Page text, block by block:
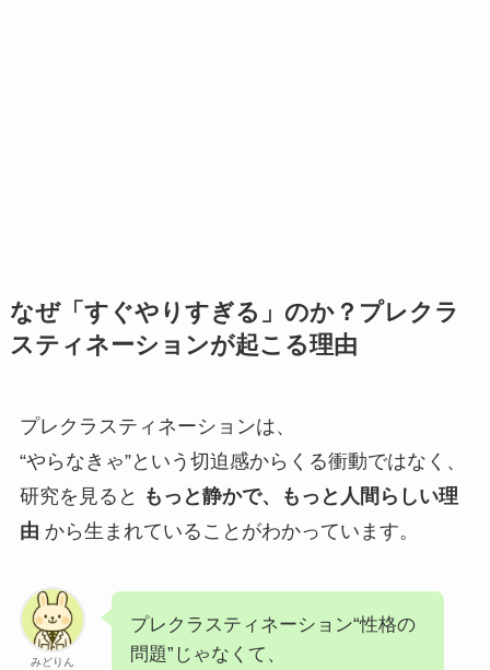
なぜ「すぐやりすぎる」のか？プレクラ
スティネーションが起こる理由
プレクラスティネーションは、
“やらなきゃ”という切迫感からくる衝動ではなく、
研究を見ると もっと静かで、もっと人間らしい理
由 から生まれていることがわかっています。
みどりん
プレクラスティネーション“性格の
問題”じゃなくて、